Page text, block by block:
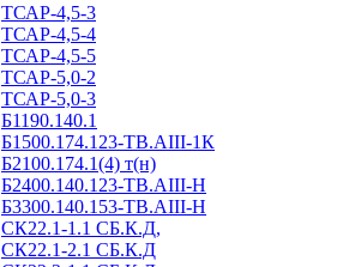
ТСАР-4,5-3
ТСАР-4,5-4
ТСАР-4,5-5
ТСАР-5,0-2
ТСАР-5,0-3
Б1190.140.1
Б1500.174.123-ТВ.АIII-1К
Б2100.174.1(4) т(н)
Б2400.140.123-ТВ.АIII-Н
Б3300.140.153-ТВ.АIII-Н
СК22.1-1.1 СБ.К.Д,
СК22.1-2.1 СБ.К.Д